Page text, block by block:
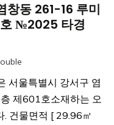
창동 261-16 루미
호 №2025 타경
서울특별시 강서구 염
제601호소재하는 오
. 건물면적 [ 29.96㎡